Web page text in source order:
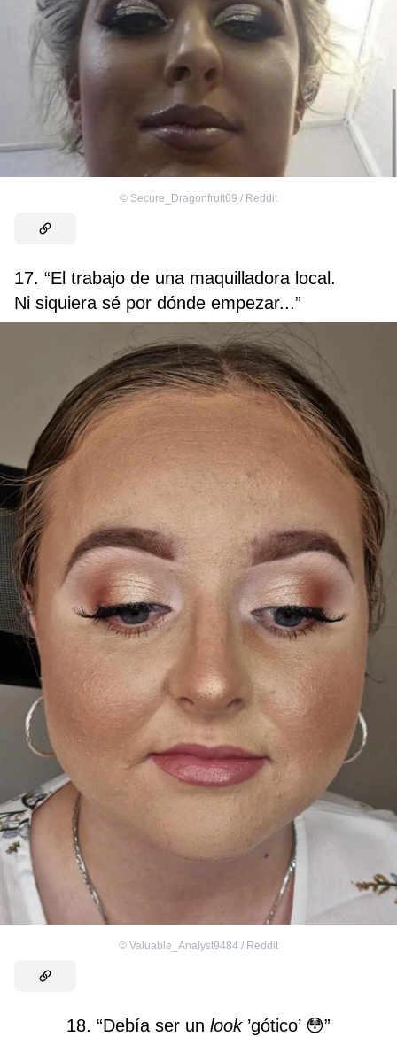
© Secure_Dragonfruit69 / Reddit
17. “El trabajo de una maquilladora local.
Ni siquiera sé por dónde empezar...”
© Valuable_Analyst9484 / Reddit
18. “Debía ser un look’gótico’ 😳”